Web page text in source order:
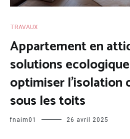
TRAVAUX
Appartement en
solutions
optimiser l’isolation
sous les toits
fnaim01 26 avril 2025